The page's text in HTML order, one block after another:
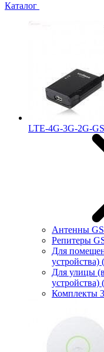
Каталог
LTE-4G-3G-2G-
Антенны
Репитеры
Для
устройства)
Для улицы
устройства)
Комплекты